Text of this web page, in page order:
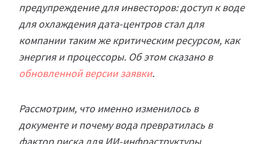
предупреждение для инвесторов: доступ к воде
для охлаждения дата-центров стал для
компании таким же критическим ресурсом, как
энергия и процессоры. Об этом сказано в
обновленной версии заявки.
Рассмотрим, что именно изменилось в
документе и почему вода превратилась в